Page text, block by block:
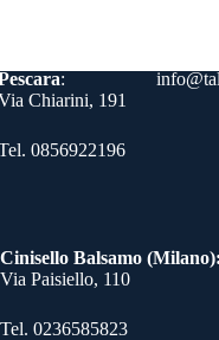
:
Chiarini, 191
0856922196
Cinisello Balsamo (Milano):
Via Paisiello, 110
Tel. 0236585823​